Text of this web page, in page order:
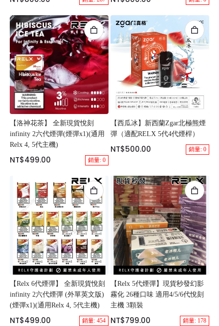
【洛神花茶】 全新現貨悅刻
infinity 2六代煙彈(煙彈x1)(通用
Relx 4, 5代主機)
NT$499.00 銷量: 0
【西瓜冰】新西蘭Zgar北極熊煙
彈（適配RELX 5代4代煙桿）
NT$500.00 銷量: 0
【Relx 6代煙彈】 全新現貨悅刻
infinity 2六代煙彈 (外單英文版)
(煙彈x1)(通用Relx 4, 5代主機)
NT$499.00 銷量: 454
【Relx 5代煙彈】現貨秒發幻影
霧化 26種口味 適用4/5/6代悅刻
主機 3顆裝
NT$799.00 銷量: 178